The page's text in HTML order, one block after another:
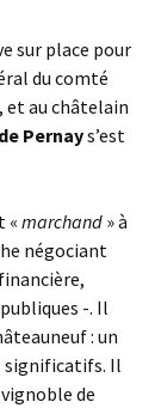
sur place pour
du comté
et au châtelain
Pernays’est
« marchand » à
négociant
-. Il
: un
significatifs. Il
de